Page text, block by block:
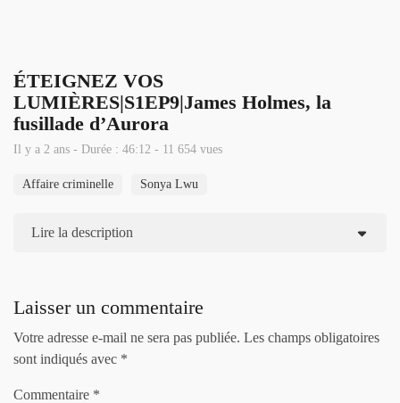
ÉTEIGNEZ VOS
LUMIÈRES|S1EP9|James Holmes, la
fusillade d’Aurora
Il y a 2 ans - Durée : 46:12 - 11 654 vues
Affaire criminelle Sonya Lwu
Lire la description
Laisser un commentaire
Votre adresse e-mail ne sera pas publiée. Les champs obligatoires
sont indiqués avec *
Commentaire *